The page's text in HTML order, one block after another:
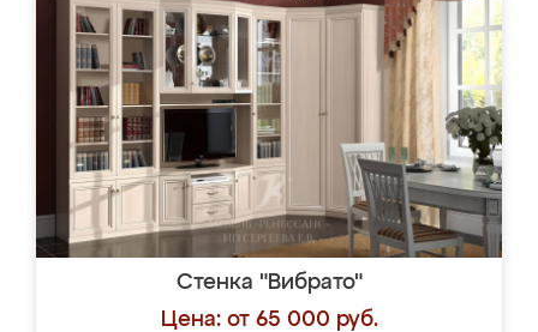
Стенка "Вибрато"
Цена: от 65 000 руб.